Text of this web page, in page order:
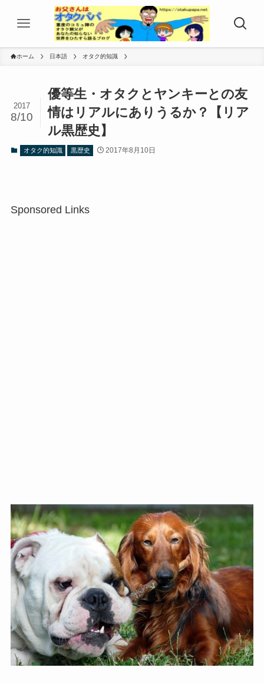
ホーム 日本語 オタク的知識
優等生・オタクとヤンキーとの友
情はリアルにありうるか？【リア
ル黒歴史】
2017
8/10
オタク的知識 黒歴史 2017年8月10日
Sponsored Links